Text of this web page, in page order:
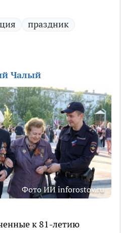
праздник
Чалый
Фото ИИ inforostov.ru
к 81-летию